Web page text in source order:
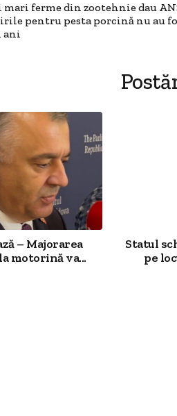
mari ferme din zootehnie dau
pentru pesta porcină nu au
ani
– Majorarea
motorină va...
Statul
pe